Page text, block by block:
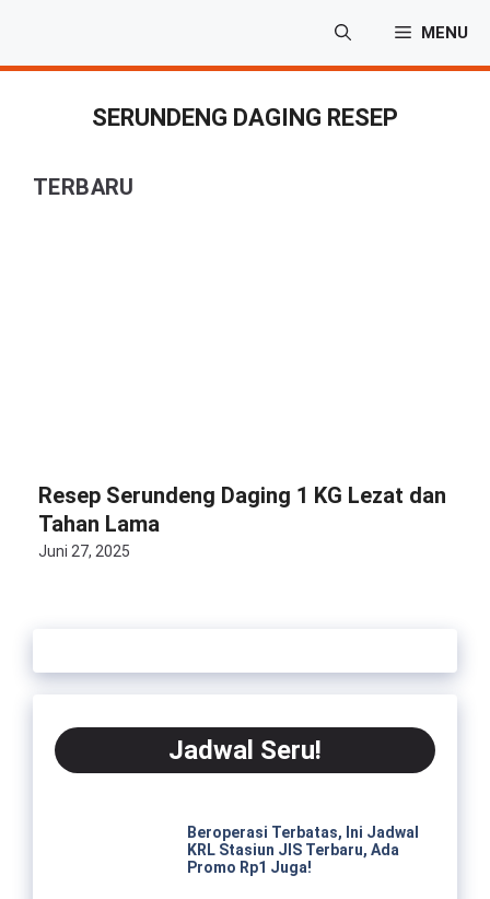
isi
MENU
SERUNDENG DAGING RESEP
TERBARU
Resep Serundeng Daging 1 KG Lezat dan
Tahan Lama
Juni 27, 2025
Jadwal Seru!
Beroperasi Terbatas, Ini Jadwal
KRL Stasiun JIS Terbaru, Ada
Promo Rp1 Juga!